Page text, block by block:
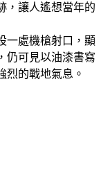
，讓人遙想當年的
一處機槍射口，顯
仍可見以油漆書寫
烈的戰地氣息。